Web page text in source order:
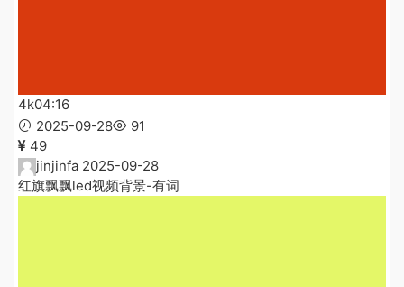
4k04:16
2025-09-28
91
49
jinjinfa 2025-09-28
红旗飘飘led视频背景-有词